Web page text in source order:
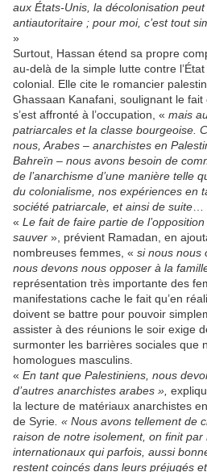
aux États-Unis, la décolonisation
antiautoritaire ; pour moi, c’est tout
»
Surtout, Hassan étend sa propre
au-delà de la simple lutte contre
colonial. Elle cite le romancier
Ghassaan Kanafani, soulignant le
s’est affronté à l’occupation, « mais
patriarcales et la classe bourgeoise.
nous, Arabes – anarchistes en
Bahreïn – nous avons besoin de
de l’anarchisme d’une manière telle
du colonialisme, nos expériences en
société patriarcale, et ainsi de suite …
« Le fait de faire partie de
sauver », prévient Ramadan, en
nombreuses femmes, « si nous nous
nous devons nous opposer à la
représentation très importante des
manifestations cache le fait qu’en
doivent se battre pour pouvoir
assister à des réunions le soir exige
surmonter les barrières sociales que
homologues masculins.
« En tant que Palestiniens, nous
d’autres anarchistes arabes »,
la lecture de matériaux anarchistes
de Syrie . « Nous avons tellement de
raison de notre isolement, on finit
internationaux qui parfois, aussi
restent coincés dans leurs préjugés